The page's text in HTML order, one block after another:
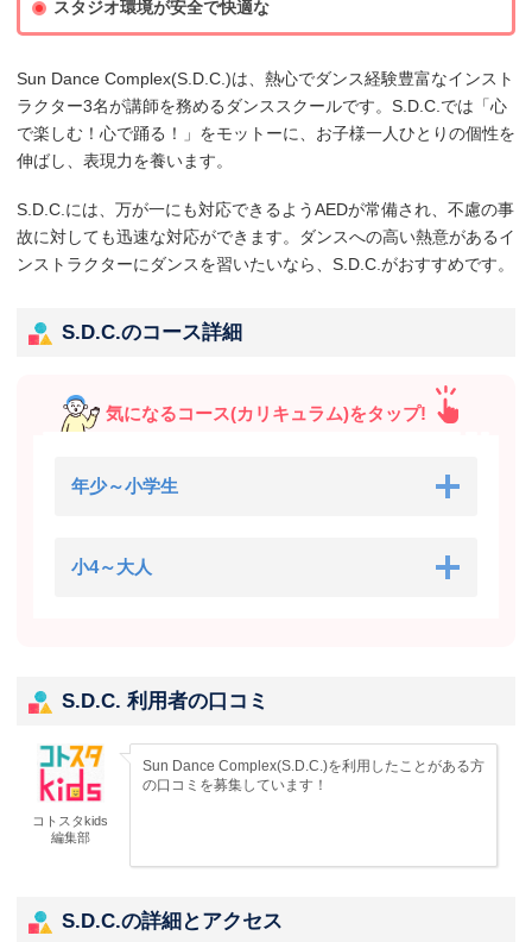
スタジオ環境が安全で快適な
Sun Dance Complex(S.D.C.)は、熱心でダンス経験豊富なインスト
ラクター3名が講師を務めるダンススクールです。S.D.C.では「心
で楽しむ！心で踊る！」をモットーに、お子様一人ひとりの個性を
伸ばし、表現力を養います。
S.D.C.には、万が一にも対応できるようAEDが常備され、不慮の事
故に対しても迅速な対応ができます。ダンスへの高い熱意があるイ
ンストラクターにダンスを習いたいなら、S.D.C.がおすすめです。
S.D.C.のコース詳細
気になるコース(カリキュラム)をタップ!
年少～小学生
小4～大人
S.D.C. 利用者の口コミ
コトスタkids
編集部
Sun Dance Complex(S.D.C.)を利用したことがある方
の口コミを募集しています！
S.D.C.の詳細とアクセス